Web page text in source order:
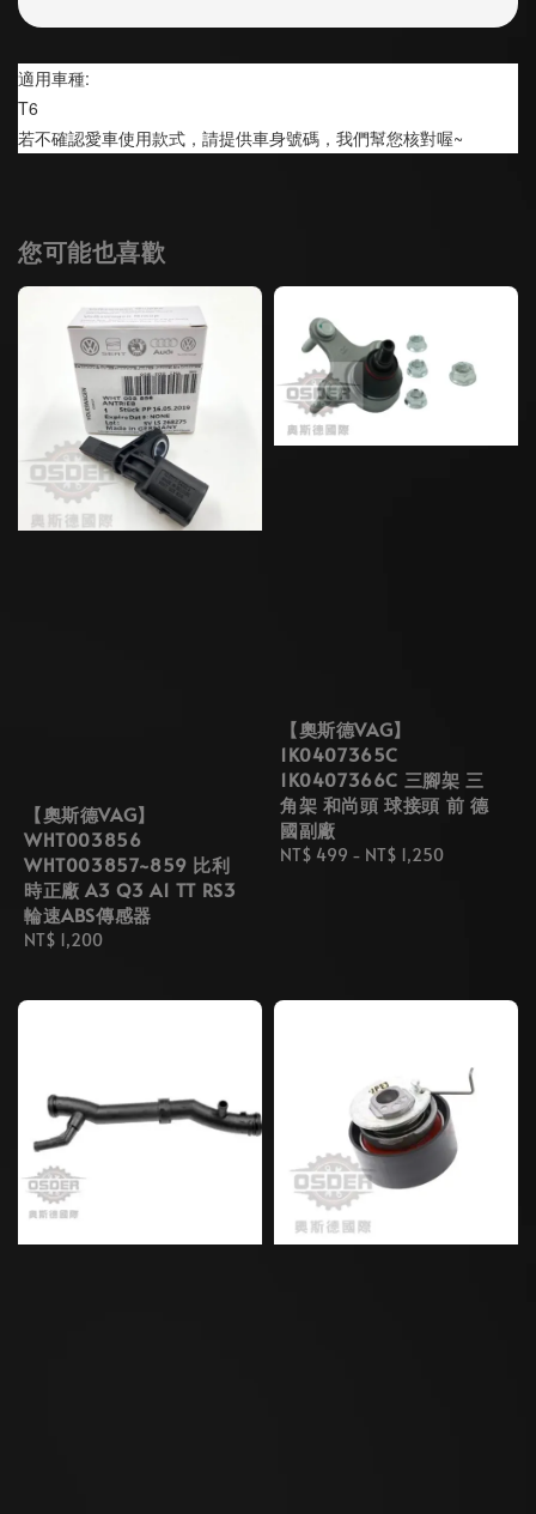
適用車種:
T6
若不確認愛車使用款式，請提供車身號碼，我們幫您核對喔~
您可能也喜歡
【奧斯德VAG】
WHT003856
WHT003857~859 比利
時正廠 A3 Q3 A1 TT RS3
輪速ABS傳感器
Regular
NT$ 1,200
【奧斯德VAG】
1K0407365C
1K0407366C 三腳架 三
角架 和尚頭 球接頭 前 德
國副廠
Regular
NT$ 499 - NT$ 1,250